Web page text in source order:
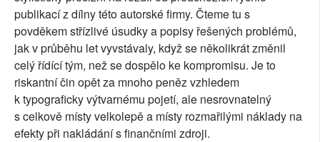
publikací z dílny této autorské firmy. Čteme tu s
povděkem střízlivé úsudky a popisy řešených problémů,
jak v průběhu let vyvstávaly, když se několikrát změnil
celý řídící tým, než se dospělo ke kompromisu. Je to
riskantní čin opět za mnoho peněz vzhledem
k typograficky výtvarnému pojetí, ale nesrovnatelný
s celkově místy velkolepě a místy rozmařilými náklady na
efekty při nakládání s finančními zdroji.